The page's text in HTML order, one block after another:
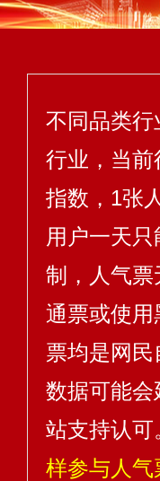
不同品类
行业，当
指数，1张
用户一天
制，人气
通票或使
票均是网
数据可能
站支持认可
样参与人气